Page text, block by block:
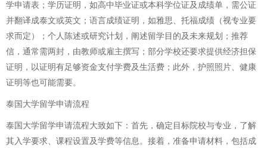
学申请表；学历证明，如高中毕业证或本科学位证及成绩单，需公证
并翻译成泰文或英文；语言成绩证明，如雅思、托福成绩（视专业要
求而定）；个人陈述或研究计划，阐述留学目的及未来规划；推荐
信，通常需两封，由教师或雇主撰写；部分学校还要求提供经济担保
证明，以证明有足够资金支付学费及生活费；此外，护照照片、健康
证明等也可能需要。
泰国大学留学申请流程
泰国大学留学申请流程大致如下：首先，确定目标院校与专业，了解
其入学要求、课程设置及学费等信息。接着，准备申请材料，包括成